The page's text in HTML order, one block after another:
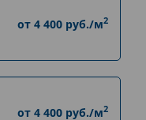
от 4 400 руб./м2
от 4 400 руб./м2